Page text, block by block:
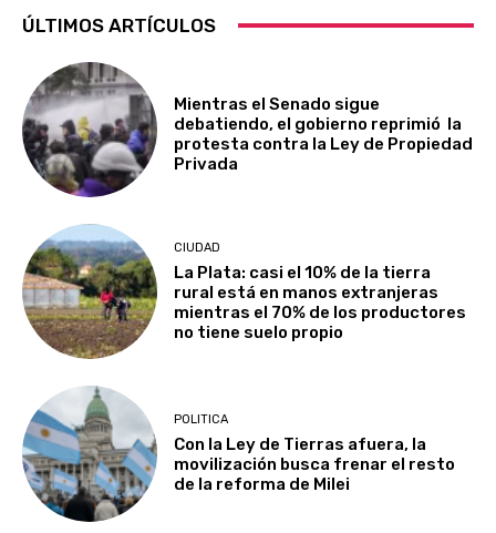
ÚLTIMOS ARTÍCULOS
Mientras el Senado sigue
debatiendo, el gobierno reprimió la
protesta contra la Ley de Propiedad
Privada
CIUDAD
La Plata: casi el 10% de la tierra
rural está en manos extranjeras
mientras el 70% de los productores
no tiene suelo propio
POLITICA
Con la Ley de Tierras afuera, la
movilización busca frenar el resto
de la reforma de Milei